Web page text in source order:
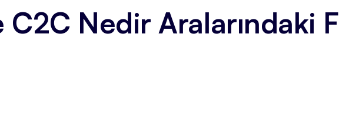
C2C Nedir Aralarındaki